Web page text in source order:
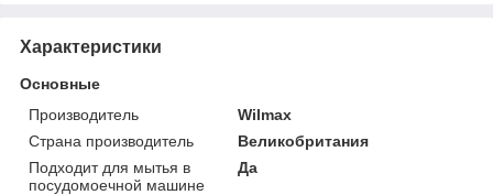
Характеристики
Основные
Производитель
Wilmax
Страна производитель
Великобритания
Подходит для мытья в
посудомоечной машине
Да